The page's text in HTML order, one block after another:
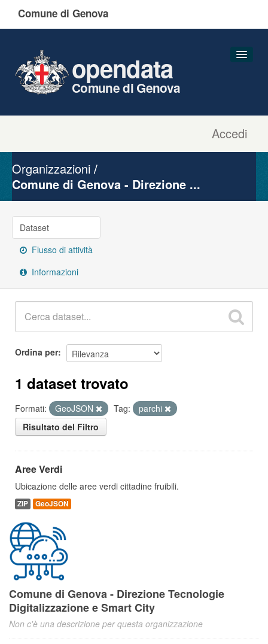
Comune di Genova
Accedi
opendata
Comune di Genova
Gruppi
Organizzazioni
Comune di Genova - Direzione ...
Dataset
Flusso di attività
Informazioni
Ordina per
1 dataset trovato
Formati: GeoJSON Tag:
parchi
Risultato del Filtro
Aree Verdi
Ubicazione delle aree verdi cittadine fruibili.
ZIP GeoJSON
Comune di Genova - Direzione Tecnologie
Digitalizzazione e Smart City
Non c'è una descrizione per questa organizzazione